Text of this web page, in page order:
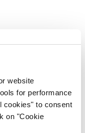
website
for performance
cookies" to consent
on "Cookie
las
girando a